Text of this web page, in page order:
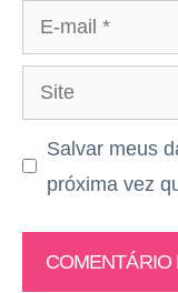
mail
Site
Salvar meus
próxima vez